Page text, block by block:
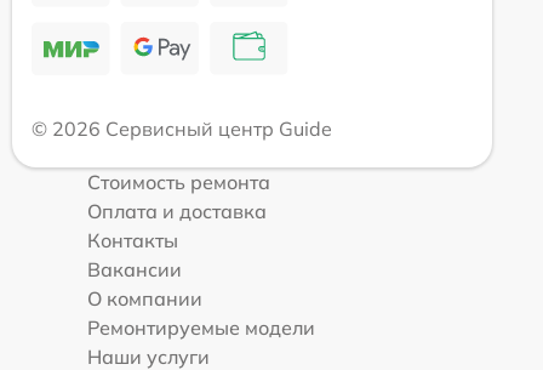
© 2026 Сервисный центр Guide
Стоимость ремонта
Оплата и доставка
Контакты
Вакансии
О компании
Ремонтируемые модели
Наши услуги